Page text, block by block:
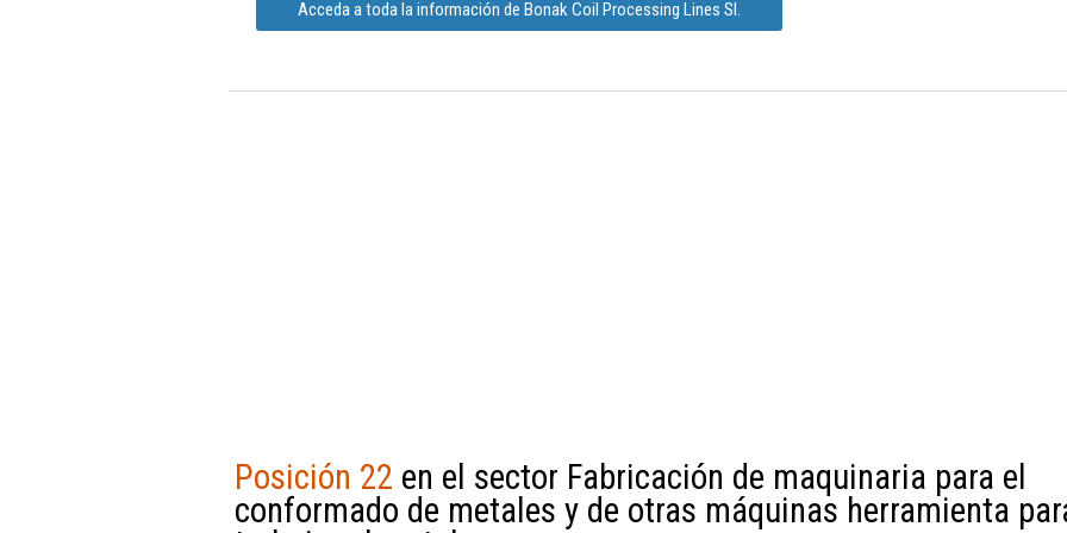
Acceda a toda la información de Bonak Coil Processing Lines Sl.
Posición 22 en el sector Fabricación de maquinaria para el
conformado de metales y de otras máquinas herramienta